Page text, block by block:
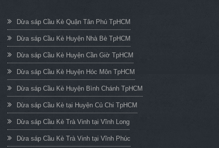
Dừa sáp Cầu Kè Quận Tân Phú TpHCM
Dừa sáp Cầu Kè Huyện Nhà Bè TpHCM
Dừa sáp Cầu Kè Huyện Cần Giờ TpHCM
Dừa sáp Cầu Kè Huyện Hóc Môn TpHCM
Dừa sáp Cầu Kè Huyện Bình Chánh TpHCM
Dừa sáp Cầu Kè tại Huyện Củ Chi TpHCM
Dừa sáp Cầu Kè Trà Vinh tại Vĩnh Long
Dừa sáp Cầu Kè Trà Vinh tại Vĩnh Phúc